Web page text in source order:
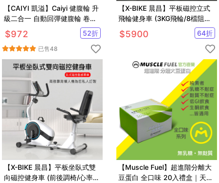
【CAIYI 凱溢】Caiyi 健腹輪 升
級二合一 自動回彈健腹輪 卷腹
輪 炫腹輪 練腹肌神器 腹肌鍛煉
器
$972 52折
已售48
【X-BIKE 晨昌】平板磁控立式
飛輪健身車 (3KG飛輪/8檔阻力/
心率偵測) 60500
$5900 64折
【X-BIKE 晨昌】平板坐臥式雙
向磁控健身車 (前後調椅/心率偵
【Muscle Fuel】超進階分離大
豆蛋白 全口味 20入禮盒｜天然